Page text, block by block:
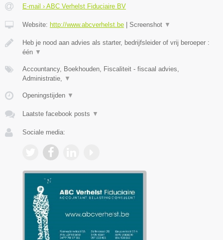
E-mail › ABC Verhelst Fiduciaire BV
Website: http://www.abcverhelst.be | Screenshot ▼
Heb je nood aan advies als starter, bedrijfsleider of vrij beroeper :
één ▼
Accountancy, Boekhouden, Fiscaliteit - fiscaal advies,
Administratie,
▼
Openingstijden ▼
Laatste facebook posts ▼
Sociale media: